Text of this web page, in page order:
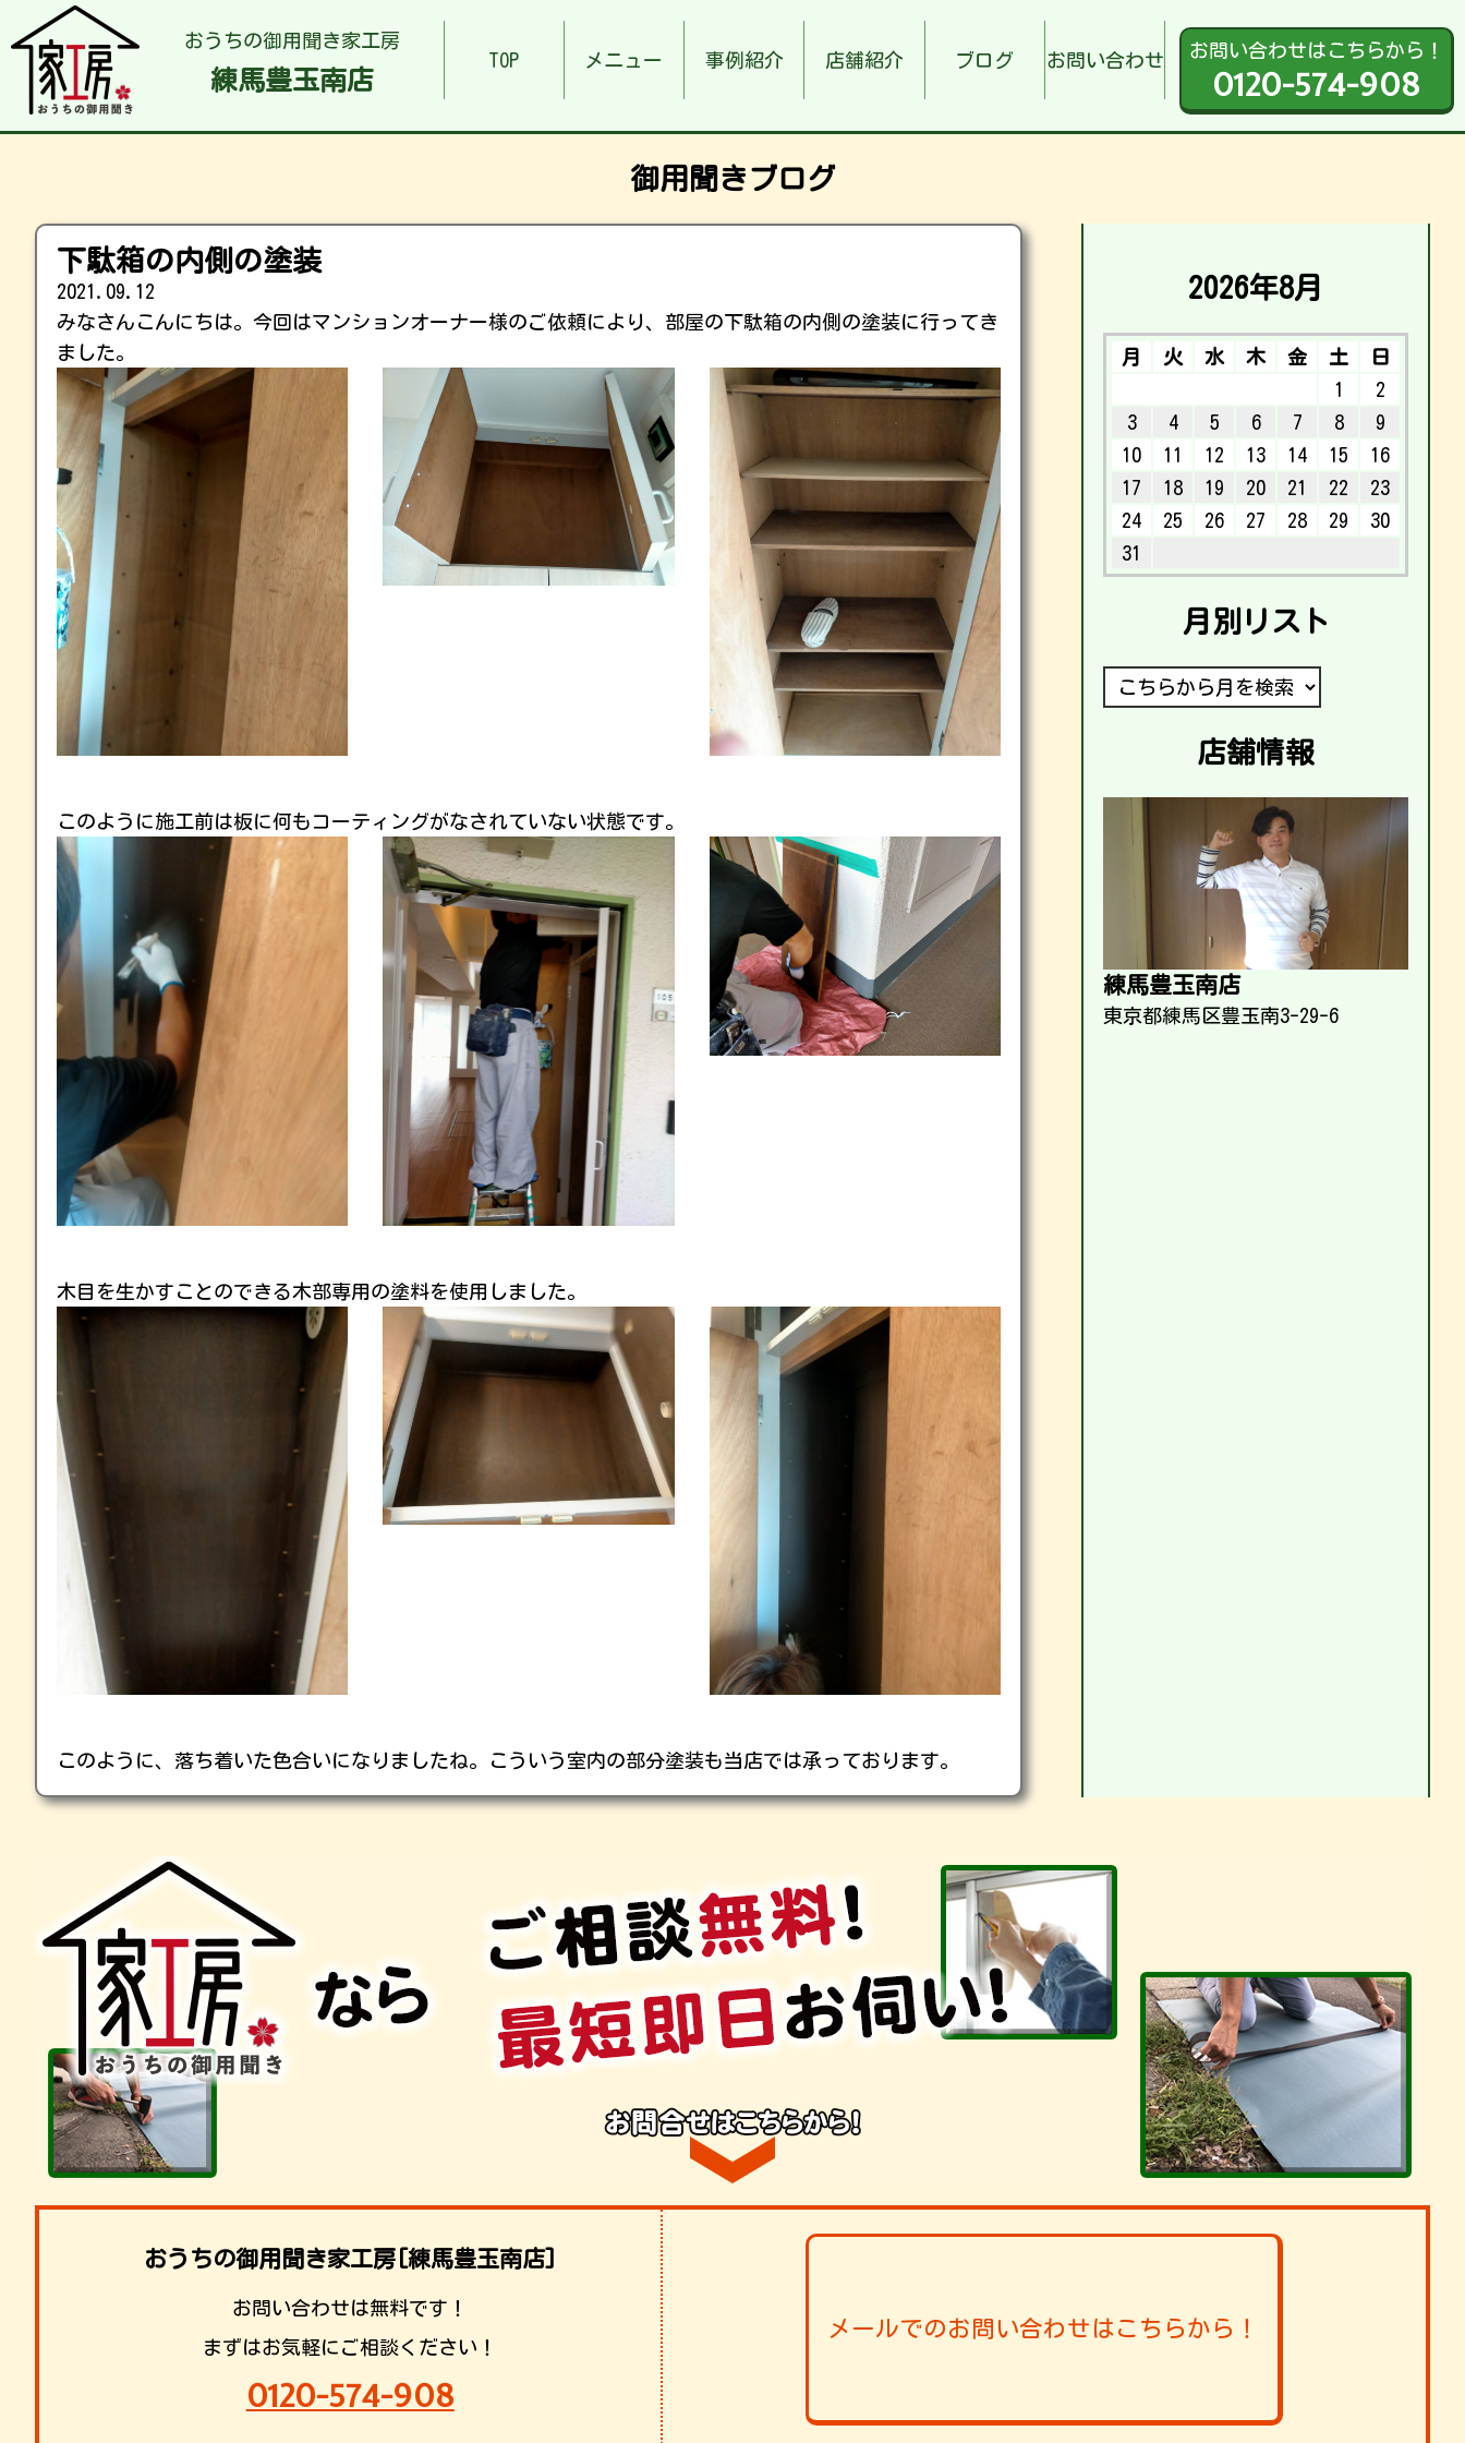
おうちの御用聞き家工房
練馬豊玉南店
TOP メニュー 事例紹介 店舗紹介 ブログ お問い合わせ お問い合わせはこちらから！
0120-574-908
御用聞きブログ
下駄箱の内側の塗装
2021.09.12
みなさんこんにちは。今回はマンションオーナー様のご依頼により、部屋の下駄箱の内側の塗装に行ってき
ました。
このように施工前は板に何もコーティングがなされていない状態です。
木目を生かすことのできる木部専用の塗料を使用しました。
このように、落ち着いた色合いになりましたね。こういう室内の部分塗装も当店では承っております。
2026年8月
月 火 水 木 金 土
日
1
2
3
4 5 6 7 8
9
10
11 12 13 14 15
16
17
18 19 20 21 22
23
24
25 26 27 28 29
30
31
月別リスト
店舗情報
練馬豊玉南店
東京都練馬区豊玉南3-29-6
おうちの御用聞き家工房[練馬豊玉南店]
お問い合わせは無料です！
まずはお気軽にご相談ください！
0120-574-908
メールでのお問い合わせはこちらから！